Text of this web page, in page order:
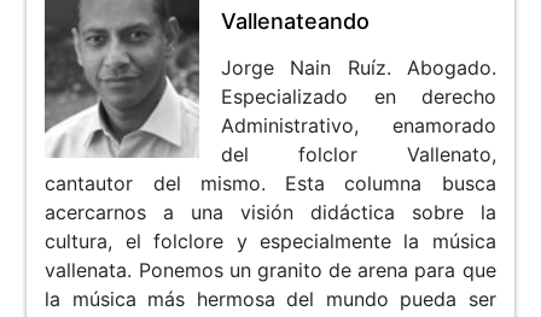
Vallenateando
Jorge Nain Ruíz. Abogado.
Especializado en derecho
Administrativo, enamorado
del folclor Vallenato,
cantautor del mismo. Esta columna busca
acercarnos a una visión didáctica sobre la
cultura, el folclore y especialmente la música
vallenata. Ponemos un granito de arena para que
la música más hermosa del mundo pueda ser